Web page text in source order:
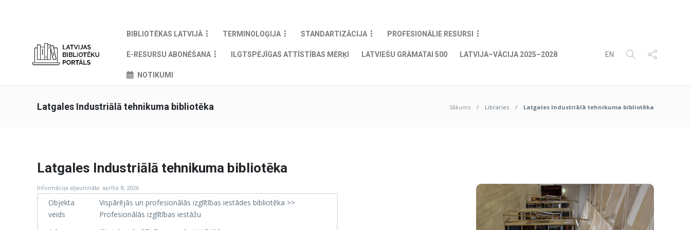
BIBLIOTĒKAS LATVIJĀ TERMINOLOĢIJA STANDARTIZĀCIJA PROFESIONĀLIE RESURSI
E-RESURSU ABONĒŠANA ILGTSPĒJĪGAS ATTĪSTĪBAS MĒRĶI LATVIEŠU GRĀMATAI 500 LATVIJA–VĀCIJA 2025–2028
NOTIKUMI
EN
Latgales Industriālā tehnikuma bibliotēka Sākums Libraries Latgales Industriālā tehnikuma bibliotēka
Latgales Industriālā tehnikuma bibliotēka
Informācija atjaunināta: aprīlis 8, 2026
Objekta
veids
Vispārējās un profesionālās izglītības iestādes bibliotēka >>
Profesionālās izglītības iestāžu